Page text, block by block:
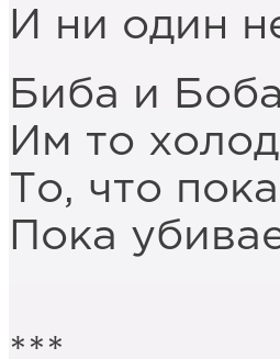
И ни один
Биба и
Им то
То, что
Пока